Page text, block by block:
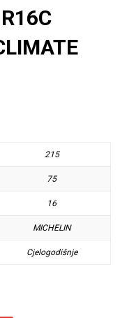
215
75
16
MICHELIN
Cjelogodišnje